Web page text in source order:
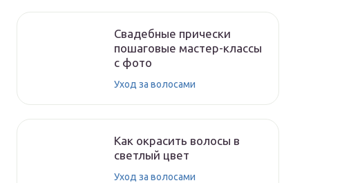
Свадебные прически
пошаговые мастер-классы
с фото
Уход за волосами
Как окрасить волосы в
светлый цвет
Уход за волосами